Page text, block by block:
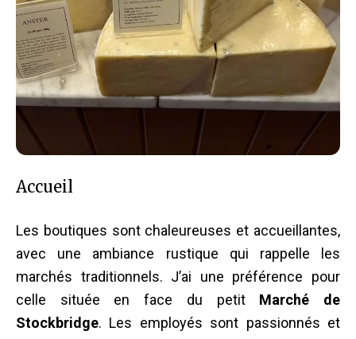
Accueil
Les boutiques sont chaleureuses et accueillantes,
avec une ambiance rustique qui rappelle les
marchés traditionnels. J’ai une préférence pour
celle située en face du petit Marché de
Stockbridge. Les employés sont passionnés et